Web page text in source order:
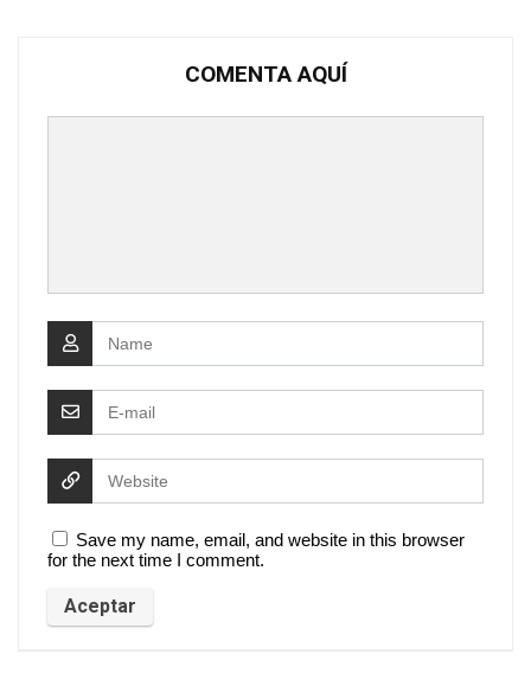
COMENTA AQUÍ
Save my name, email, and website in this browser
for the next time I comment.